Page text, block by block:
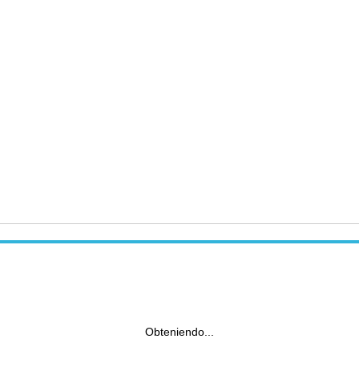
Obteniendo...